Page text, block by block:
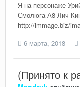
Я на персонаже
Смолюга А8 Лич
http://immage.biz/
6 марта, 2018
(Принято к